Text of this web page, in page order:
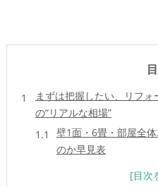
まずは把握したい、リフ
の“リアルな相場”
壁1面・6畳・部屋全
のか早見表
遮音シートと吸音材